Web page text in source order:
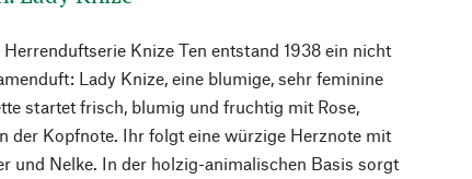
Herrenduftserie Knize Ten entstand 1938 ein nicht
Lady Knize, eine blumige, sehr feminine
startet frisch, blumig und fruchtig mit Rose,
der Kopfnote. Ihr folgt eine würzige Herznote mit
und Nelke. In der holzig-animalischen Basis sorgt